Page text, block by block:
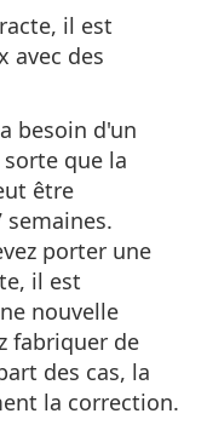
il est
avec des
besoin d'un
que la
être
porter une
il est
nouvelle
fabriquer de
des cas, la
la correction.